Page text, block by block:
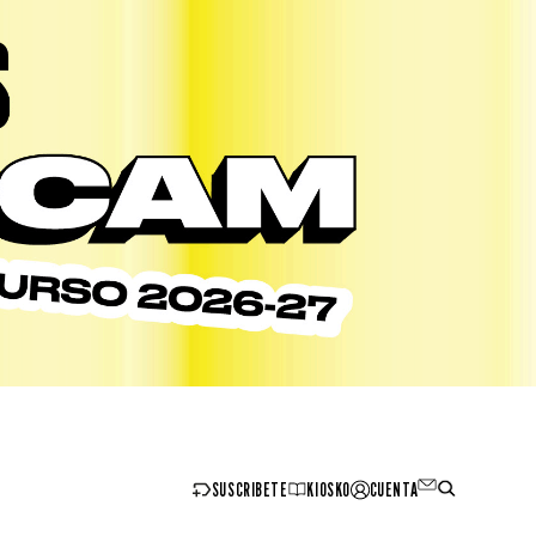
SUSCRIBETE KIOSKO CUENTA